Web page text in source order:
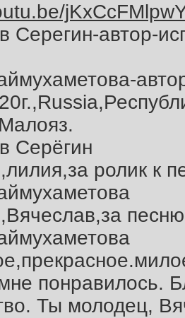
Серегин-автор-
Серёгин
ролик к
понравилось.
Ты молодец,